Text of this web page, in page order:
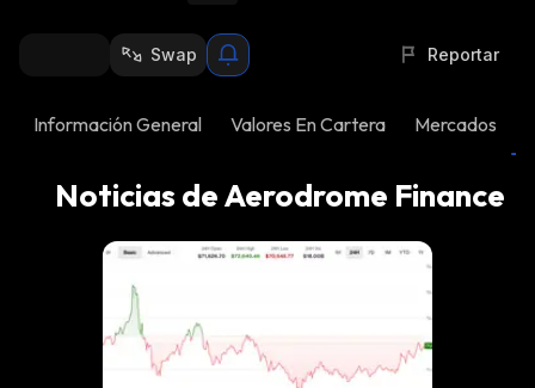
Swap Reportar
Información General Valores En Cartera Mercados
Noticias de Aerodrome Finance